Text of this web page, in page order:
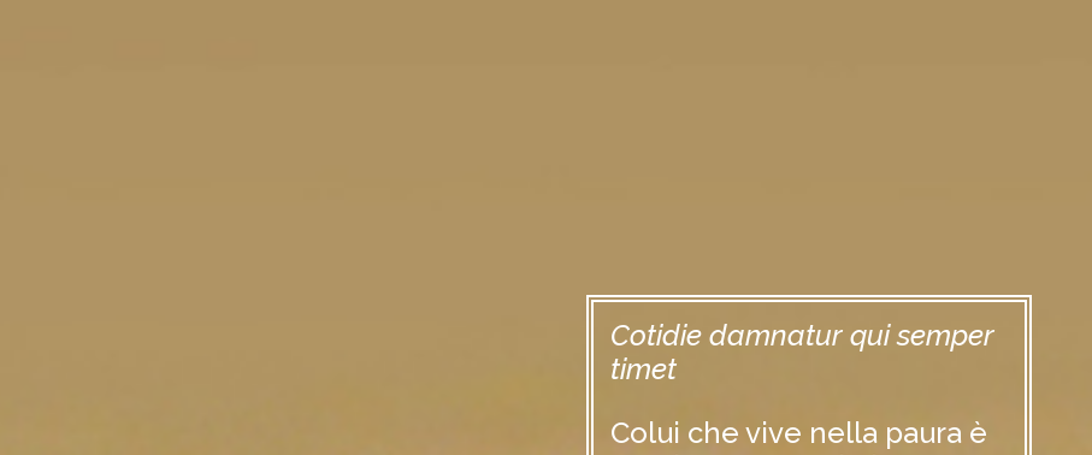
Cotidie damnatur qui semper
timet
Colui che vive nella paura è